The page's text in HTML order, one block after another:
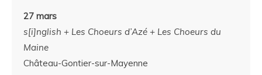
27 mars
s[i]nglish + Les Choeurs d’Azé + Les Choeurs du
Maine
Château-Gontier-sur-Mayenne